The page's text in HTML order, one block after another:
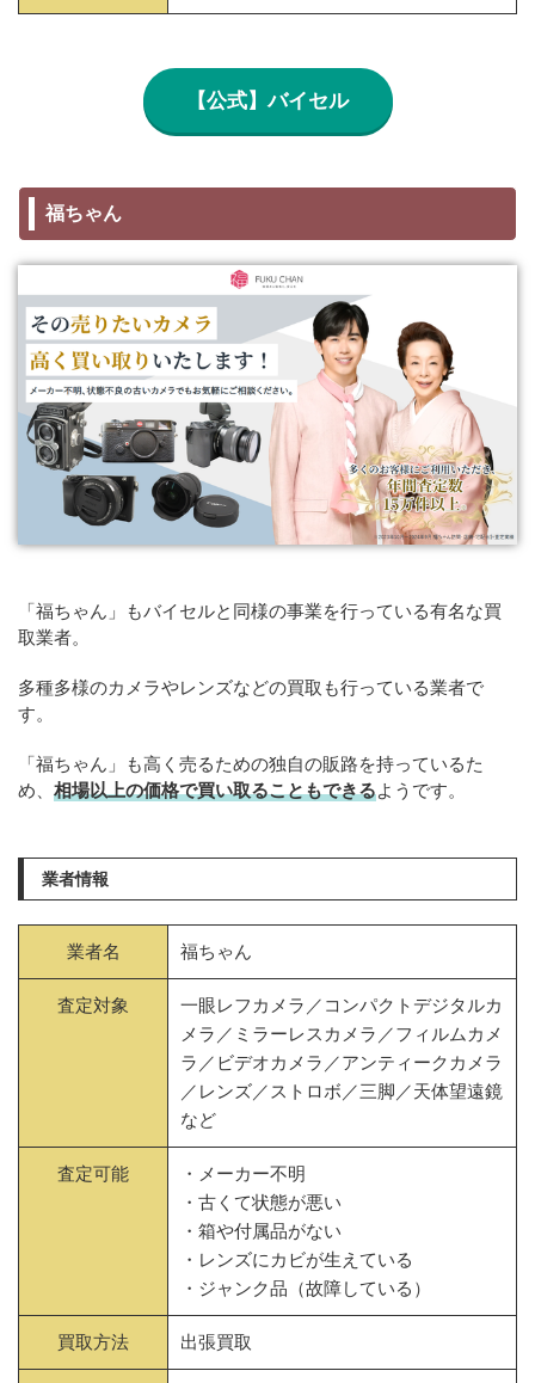
【公式】バイセル
福ちゃん
「福ちゃん」もバイセルと同様の事業を行っている有名な買
取業者。
多種多様のカメラやレンズなどの買取も行っている業者で
す。
「福ちゃん」も高く売るための独自の販路を持っているた
め、 相場以上の価格で買い取ることもできるようです。
業者情報
業者名 福ちゃん
査定対象
一眼レフカメラ／コンパクトデジタルカ
メラ／ミラーレスカメラ／フィルムカメ
ラ／ビデオカメラ／アンティークカメラ
／レンズ／ストロボ／三脚／天体望遠鏡
など
査定可能
・メーカー不明
・古くて状態が悪い
・箱や付属品がない
・レンズにカビが生えている
・ジャンク品（故障している）
買取方法 出張買取